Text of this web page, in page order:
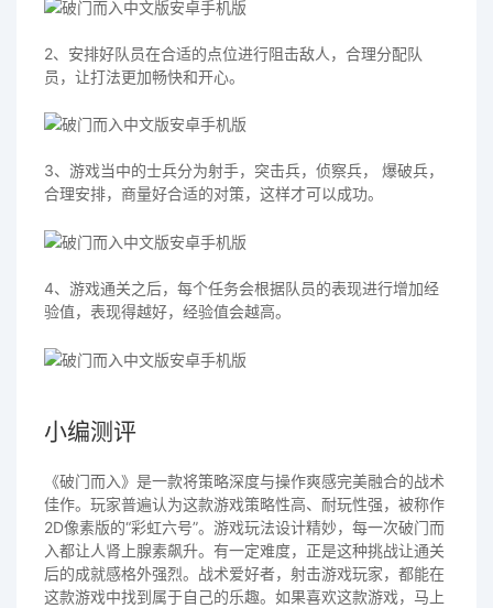
2、安排好队员在合适的点位进行阻击敌人，合理分配队
员，让打法更加畅快和开心。
3、游戏当中的士兵分为射手，突击兵，侦察兵， 爆破兵，
合理安排，商量好合适的对策，这样才可以成功。
4、游戏通关之后，每个任务会根据队员的表现进行增加经
验值，表现得越好，经验值会越高。
小编测评
《破门而入》是一款将策略深度与操作爽感完美融合的战术
佳作。玩家普遍认为这款游戏策略性高、耐玩性强，被称作
2D像素版的“彩虹六号”。游戏玩法设计精妙，每一次破门而
入都让人肾上腺素飙升。有一定难度，正是这种挑战让通关
后的成就感格外强烈。战术爱好者，射击游戏玩家，都能在
这款游戏中找到属于自己的乐趣。如果喜欢这款游戏，马上